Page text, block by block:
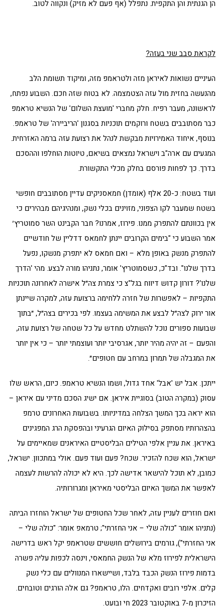
הן הגנתית והן התקפית. נתפלל (אף פעם לא מזיק) ונקווה לטוב.
לקראת סבב שני בעזה?
העיניים נשואות לאיראן מזה ולטראמפ מזה, ומיקוד תשומת הלב
מהנעשה בחזית מול עזה הצטמצמה. לא בטוח שזה חכם. השבוע נפתח,
לראשונה, מעבר רפיח. חלק מחברי 'מועצת השלום' של הנשיא טראמפ
כבר מסתובבים בשטח ורוקמים תוכניות בסגנון 'הריביירה' של טראמפ.
בנוסף, איחוד האמירויות מבקשת לנהל את רצועת עזה ברמה האזרחית.
המגעים עם ארה"ב וישראל נמצאים בשיאם, טיוטות הוחלפו וההסכם
בדרך. כך לפחות פורסם בחלק מכלי התקשורת.
ועוד בשטח: כ-20 אלף (אומדן) חמאסניקים עדיין מסתובבים חופשי
בשטח שמעבר לקו הצפוני, מזוינים בכלי נשק, ומנהיגיהם מבהירים כי
אין בכוונתם להתפרק ממנו. פירוז, אמרנו? חבר הקבינט השר סמוטריץ׳
אמר השבוע כי "בימים הקרובים יינתן לחמאס דדליין של חודשיים
להתפרק מנשק באופן מלא – ואם חמאס לא יתפרק מנשקו, נפעל
בדרך שלנו". ובד"כ, כשסמוטריץ' אומר, נתניהו מורה לבצע. מהי 'הדרך
שלנו'? דורון קדוש דיווח בגל"צ כי צמרת צה״ל אישרה לאחרונה תוכניות
התקפיות – לאפשרות של חזרה ללחימה ברצועת עזה, למקרה שיינתן
אור ירוק לצה״ל לבצע את המשימה בעצמו. לפי בכירים בצה״ל, ״בתוך
שבועות ספורים נוכל להשתלט מחדש על כל שטחה של רצועת עזה,
והפעם – זה יהיה מהיר יותר, אגרסיבי יותר ועוצמתי יותר – כי אין יותר
את המגבלה של תמרון במרחב עם חטופים״.
ייתכן. אבל יש 'אבל' אחד גדול, ושמו הנשיא טראמפ. כיום, הראש שלו
עסוק (במקרה הטוב) בסוגיית איראן. אם ישיג הסכם מדיני עם איראן –
הוא יראה בכך המשך הצלחה במדיניותו. בשבועות האחרונים טרמפ
בהצהרותיו מסתפק בסילוק האיום הגרעיני ובהפסקת הרג המפגינים
באיראן. את עניין אלפי הטילים הבליסטיים האיראנים שמאיימים על
ישראל, הוא שכח להזכיר. שכח? פעם ועוד פעם. אולי במתכוון. ישראל,
כמובן, לא תוכל להישאר אדישה לכך. היא לא יכולה להרשות לעצמה
לאפשר את המשך האיום הבליסטי מאיראן ומגרורותיה.
ואם חוזרים לעניין עזה, לאחר שכל החטופים של ישראל הוחזרו הביתה
(נתניהו אומר "כולה שלי – אני החזרתי"; טרמאפ אומר: "כולה שלי –
אני החזרתי"), גורמים בירושלים חוששים שטראמפ יקל ראש בדרישה
הישראלית לפירוז מלא של הנשק החמאסי, וינסה לכפות עליה פשרה
בדמות פירוז הנשק הכבד בלבד, ושיישארו המנוולים עם כלי נשק
קלים. אלפי רובים ואקדחים. הלו, טראמפ? גם אלה הורגים וטובחים.
הזיכרון מ-7 באוקטובר 2023 חי ובועט.